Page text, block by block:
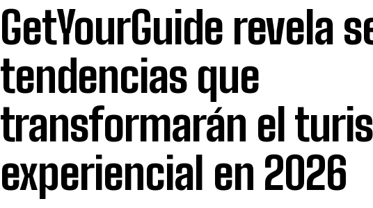
GetYourGuide revela
tendencias que
transformarán el
experiencial en 2026